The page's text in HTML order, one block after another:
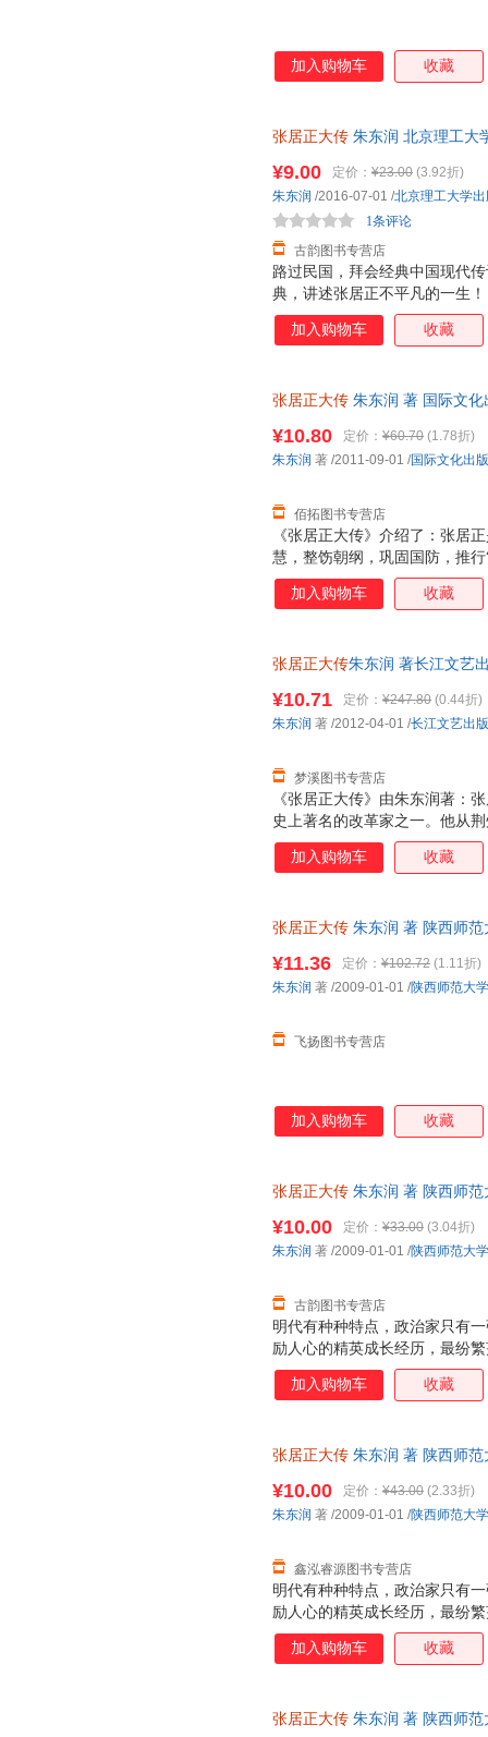
加入购物车 收藏
张居正大传 朱东润 北京理工大
路过民国，拜会经典中国现代
典，讲述张居正不平凡的一生！
¥9.00 定价： ¥23.00 (3.92折)
古韵图书专营店
1条评论
朱东润 /2016-07-01 /北京理工大学
加入购物车 收藏
张居正大传 朱东润 著 国际文
《张居正大传》介绍了：张居
慧，整饬朝纲，巩固国防，推
生机。《张居正大传》讲述了
其中充满了惊心动魄、纷繁芜
¥10.80 定价： ¥60.70 (1.78折)
佰拓图书专营店
朱东润 著 /2011-09-01 /国际文化出
加入购物车 收藏
张居正大传朱东润 著长江文艺
《张居正大传》由朱东润著：
史上著名的改革家之一。他从
为万历首辅、神宗皇帝老师，
做了大刀阔斧的改革，取得了
查抄家产，祸及子孙。否定了
深刻的理解与同情，对传主所
不仅有相当突出的学术成就与
¥10.71 定价： ¥247.80 (0.44折)
梦溪图书专营店
朱东润 著 /2012-04-01 /长江文艺出
加入购物车 收藏
张居正大传 朱东润 著 陕西师
¥11.36 定价： ¥102.72 (1.11折)
飞扬图书专营店
朱东润 著 /2009-01-01 /陕西师范大
加入购物车 收藏
张居正大传 朱东润 著 陕西师
明代有种种特点，政治家只有
励人心的精英成长经历，最纷
典之作，学术大师朱东润巨制。
¥10.00 定价： ¥33.00 (3.04折)
古韵图书专营店
朱东润 著 /2009-01-01 /陕西师范大
加入购物车 收藏
张居正大传 朱东润 著 陕西师
明代有种种特点，政治家只有
励人心的精英成长经历，最纷
典之作，学术大师朱东润巨制。
¥10.00 定价： ¥43.00 (2.33折)
鑫泓睿源图书专营店
朱东润 著 /2009-01-01 /陕西师范大
加入购物车 收藏
张居正大传 朱东润 著 陕西师